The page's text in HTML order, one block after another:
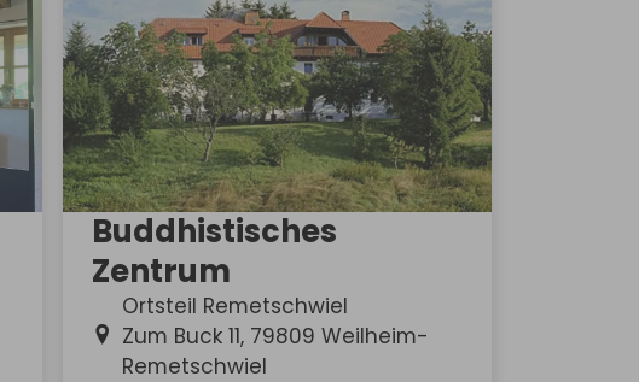
Buddhistisches
Zentrum
Ortsteil Remetschwiel
Zum Buck 11, 79809 Weilheim-
Remetschwiel